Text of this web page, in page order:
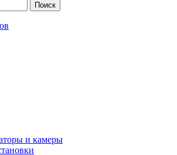
Поиск
и камеры